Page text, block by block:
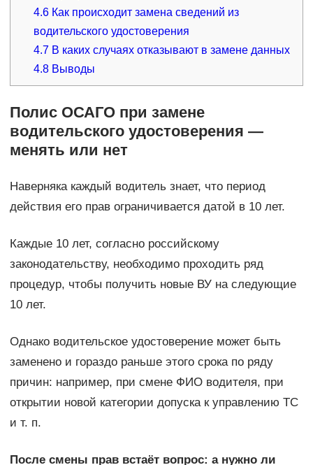
4.6 Как происходит замена сведений из
водительского удостоверения
4.7 В каких случаях отказывают в замене данных
4.8 Выводы
Полис ОСАГО при замене
водительского удостоверения —
менять или нет
Наверняка каждый водитель знает, что период
действия его прав ограничивается датой в 10 лет.
Каждые 10 лет, согласно российскому
законодательству, необходимо проходить ряд
процедур, чтобы получить новые ВУ на следующие
10 лет.
Однако водительское удостоверение может быть
заменено и гораздо раньше этого срока по ряду
причин: например, при смене ФИО водителя, при
открытии новой категории допуска к управлению ТС
и т. п.
После смены прав встаёт вопрос: а нужно ли